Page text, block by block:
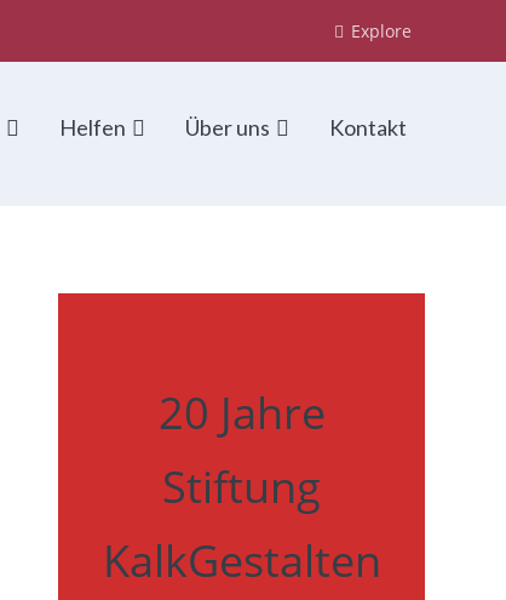
Explore
Helfen Über uns Kontakt
20 Jahre
Stiftung
KalkGestalten